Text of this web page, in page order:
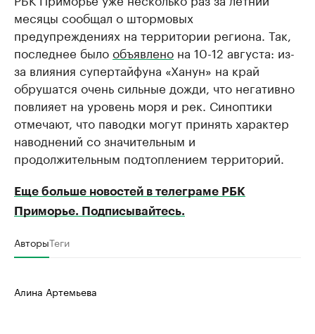
месяцы сообщал о штормовых
предупреждениях на территории региона. Так,
последнее былообъявлено на 10-12 августа: из-
за влияния супертайфуна «Ханун» на край
обрушатся очень сильные дожди, что негативно
повлияет на уровень моря и рек. Синоптики
отмечают, что паводки могут принять характер
наводнений со значительным и
продолжительным подтоплением территорий.
Еще больше новостей в телеграме РБК
Приморье. Подписывайтесь.
АвторыТеги
Алина Артемьева